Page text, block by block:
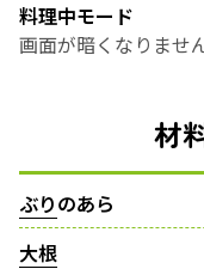
料理中モード
画面が暗くなりませ
材
ぶりのあら
大根